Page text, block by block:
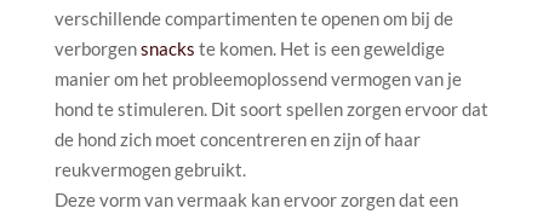
verschillende compartimenten te openen om bij de
verborgensnacks te komen. Het is een geweldige
manier om het probleemoplossend vermogen van je
hond te stimuleren. Dit soort spellen zorgen ervoor dat
de hond zich moet concentreren en zijn of haar
reukvermogen gebruikt.
Deze vorm van vermaak kan ervoor zorgen dat een